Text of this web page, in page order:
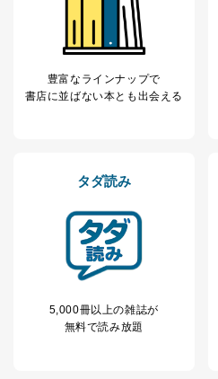
豊富なラインナップで
書店に並ばない本とも出会える
タダ読み
5,000冊以上の雑誌が
無料で読み放題